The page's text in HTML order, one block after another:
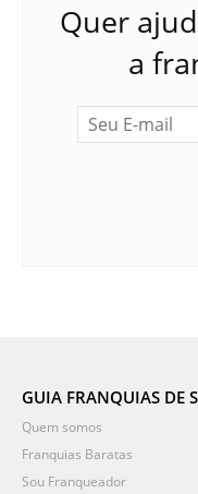
Quer
a
GUIA FRANQUIAS DE
Quem somos
Franquias Baratas
Sou Franqueador